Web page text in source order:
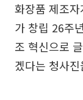
화장품 제조
가 창립 26주
조 혁신으로
겠다는 청사